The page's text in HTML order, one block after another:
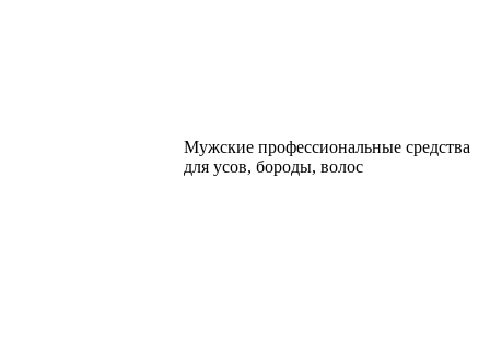
Мужские профессиональные средства
для усов, бороды, волос